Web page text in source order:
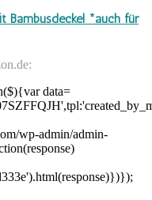
Bambusdeckel *auch für
data=
wp-admin/admin-